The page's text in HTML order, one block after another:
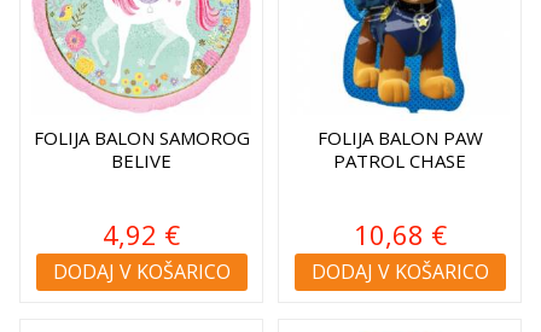
FOLIJA BALON SAMOROG
BELIVE
4,92 €
DODAJ V KOŠARICO
FOLIJA BALON PAW
PATROL CHASE
10,68 €
DODAJ V KOŠARICO